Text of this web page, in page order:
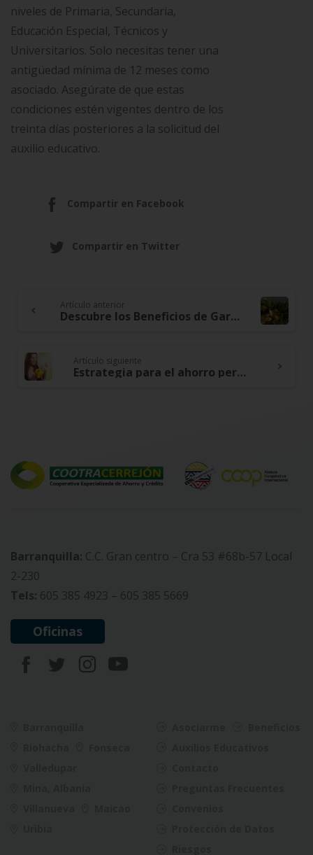
niveles de Primaria, Secundaria,
Educación Especial, Técnicos y
Universitarios. Solo necesitas tener una
antigüedad mínima de 12 meses como
asociado. Asegúrate de que estas
condiciones estén vigentes dentro de los
treinta días posteriores a la solicitud del
auxilio educativo.
Compartir en Facebook
Compartir en Twitter
Continue
Reading
Artículo anterior
Descubre los Beneficios de Garantizar el Cuidado del Medio Ambiente y Además Tus Finanzas
Artículo siguiente
Estrategia para el ahorro permanente sin afectar tu estilo de vida
Barranquilla: C.C. Gran centro – Cra 53 #68b-57 Local
2-230
Tels: 605 385 4923 – 605 385 5669
Oficinas